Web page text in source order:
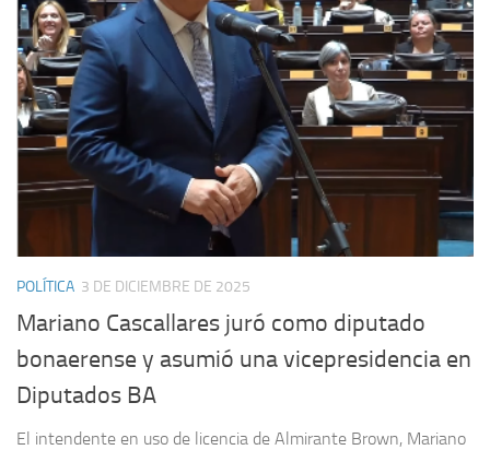
POLÍTICA 3 DE DICIEMBRE DE 2025
Mariano Cascallares juró como diputado
bonaerense y asumió una vicepresidencia en
Diputados BA
El intendente en uso de licencia de Almirante Brown, Mariano